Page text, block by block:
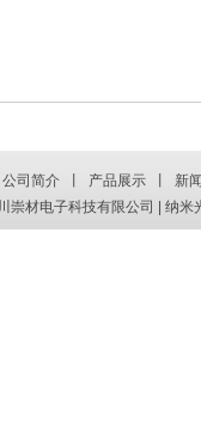
公司简介 产品展示
新
崇材电子科技有限公司 | 纳